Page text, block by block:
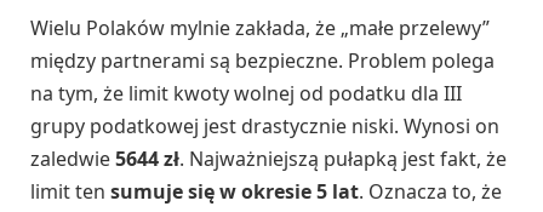
Wielu Polaków mylnie zakłada, że „małe przelewy”
między partnerami są bezpieczne. Problem polega
na tym, że limit kwoty wolnej od podatku dla III
grupy podatkowej jest drastycznie niski. Wynosi on
zaledwie5644 zł. Najważniejszą pułapką jest fakt, że
limit ten sumuje się w okresie 5 lat. Oznacza to, że